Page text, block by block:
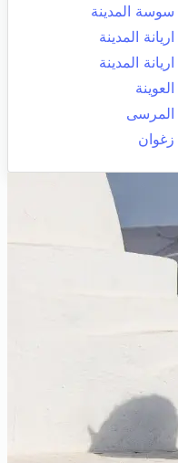
سوسة المدينة
اريانة المدينة
اريانة المدينة
العوينة
المرسى
زغوان